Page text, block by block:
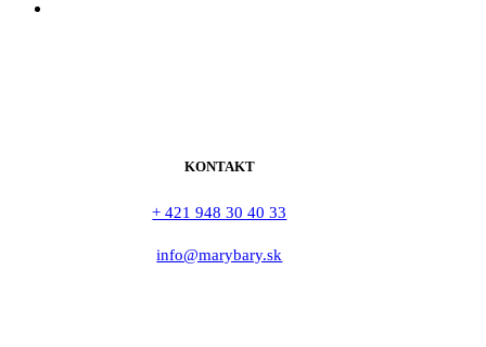
KONTAKT
+ 421 948 30 40 33
info@marybary.sk